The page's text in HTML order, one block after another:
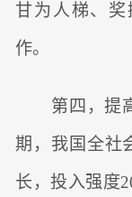
甘为人梯、
作。
第四，提高
期，我国全社
长，投入强度